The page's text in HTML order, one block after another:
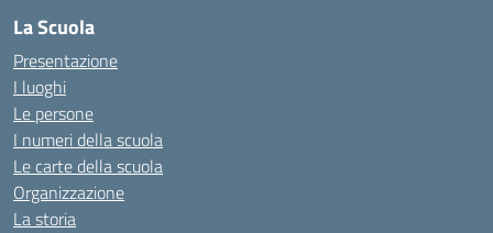
La Scuola
Presentazione
I luoghi
Le persone
I numeri della scuola
Le carte della scuola
Organizzazione
La storia